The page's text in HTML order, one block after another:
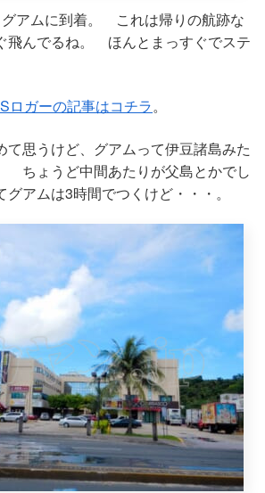
アムに到着。 これは帰りの航跡な
飛んでるね。 ほんとまっすぐでステ
ロガーの記事はコチラ。
て思うけど、グアムって伊豆諸島みた
ちょうど中間あたりが父島とかでし
アムは3時間でつくけど・・・。